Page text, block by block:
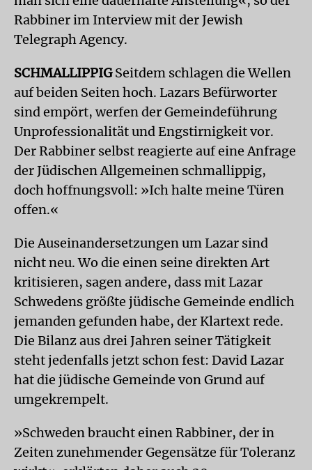
Rabbiner im Interview mit der Jewish
Telegraph Agency.
SCHMALLIPPIGSeitdem schlagen die Wellen
auf beiden Seiten hoch. Lazars Befürworter
sind empört, werfen der Gemeindeführung
Unprofessionalität und Engstirnigkeit vor.
Der Rabbiner selbst reagierte auf eine Anfrage
der Jüdischen Allgemeinen schmallippig,
doch hoffnungsvoll: »Ich halte meine Türen
offen.«
Die Auseinandersetzungen um Lazar sind
nicht neu. Wo die einen seine direkten Art
kritisieren, sagen andere, dass mit Lazar
Schwedens größte jüdische Gemeinde endlich
jemanden gefunden habe, der Klartext rede.
Die Bilanz aus drei Jahren seiner Tätigkeit
steht jedenfalls jetzt schon fest: David Lazar
hat die jüdische Gemeinde von Grund auf
umgekrempelt.
»Schweden braucht einen Rabbiner, der in
Zeiten zunehmender Gegensätze für Toleranz